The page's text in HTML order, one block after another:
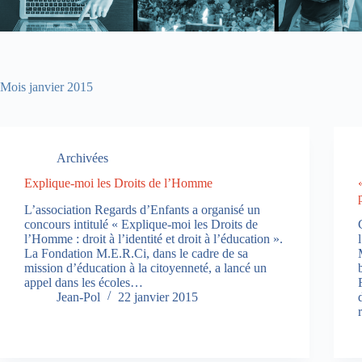
Mois janvier 2015
Archivées
Explique-moi les Droits de l’Homme
L’association Regards d’Enfants a organisé un
concours intitulé « Explique-moi les Droits de
l’Homme : droit à l’identité et droit à l’éducation ».
La Fondation M.E.R.Ci, dans le cadre de sa
mission d’éducation à la citoyenneté, a lancé un
appel dans les écoles…
Jean-Pol
22 janvier 2015